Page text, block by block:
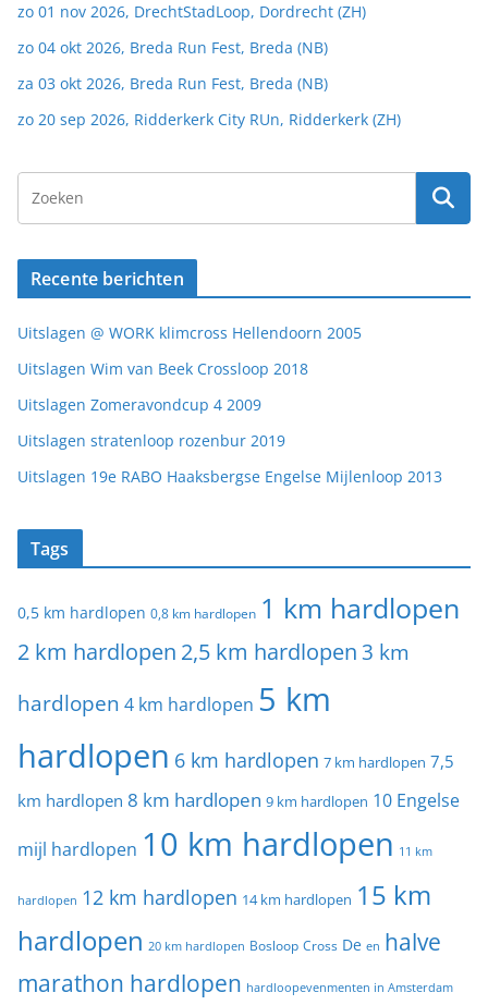
zo 01 nov 2026, DrechtStadLoop, Dordrecht (ZH)
zo 04 okt 2026, Breda Run Fest, Breda (NB)
za 03 okt 2026, Breda Run Fest, Breda (NB)
zo 20 sep 2026, Ridderkerk City RUn, Ridderkerk (ZH)
Recente berichten
Uitslagen @ WORK klimcross Hellendoorn 2005
Uitslagen Wim van Beek Crossloop 2018
Uitslagen Zomeravondcup 4 2009
Uitslagen stratenloop rozenbur 2019
Uitslagen 19e RABO Haaksbergse Engelse Mijlenloop 2013
Tags
0,5 km hardlopen 0,8 km hardlopen 1 km hardlopen
2 km hardlopen 2,5 km hardlopen 3 km
hardlopen 4 km hardlopen 5 km
hardlopen 6 km hardlopen 7 km hardlopen 7,5
km hardlopen 8 km hardlopen 9 km hardlopen 10 Engelse
mijl hardlopen 10 km hardlopen 11 km
hardlopen 12 km hardlopen 14 km hardlopen 15 km
hardlopen 20 km hardlopen Bosloop Cross De en halve
marathon hardlopen hardloopevenmenten in Amsterdam